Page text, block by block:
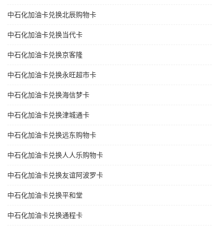
中石化加油卡兑换北辰购物卡
中石化加油卡兑换当代卡
中石化加油卡兑换京客隆
中石化加油卡兑换永旺超市卡
中石化加油卡兑换海信梦卡
中石化加油卡兑换津城通卡
中石化加油卡兑换远东购物卡
中石化加油卡兑换人人乐购物卡
中石化加油卡兑换友谊阿波罗卡
中石化加油卡兑换平和堂
中石化加油卡兑换通程卡